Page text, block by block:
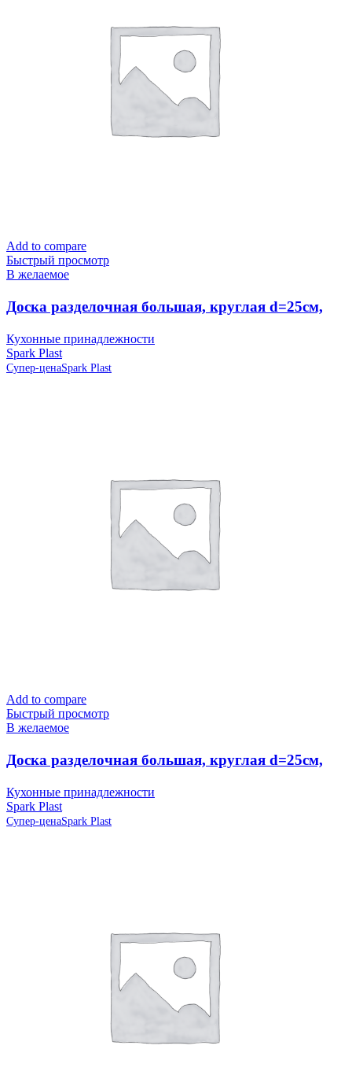
Add to compare
Быстрый просмотр
В желаемое
Доска разделочная большая, круглая d=25см,
Кухонные принадлежности
Spark Plast
Супер-ценаSpark Plast
Add to compare
Быстрый просмотр
В желаемое
Доска разделочная большая, круглая d=25см,
819586)
Кухонные принадлежности
Spark Plast
Супер-ценаSpark Plast